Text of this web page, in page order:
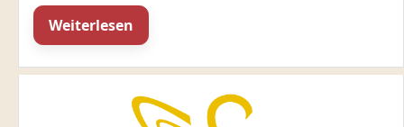
Weiterlesen